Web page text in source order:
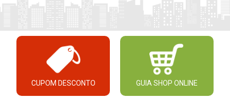
CUPOM DESCONTO GUIA SHOP ONLINE